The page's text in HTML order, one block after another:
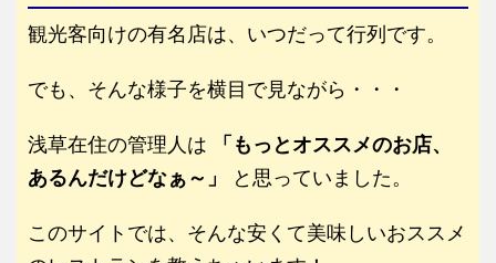
観光客向けの有名店は、いつだって行列です。
でも、そんな様子を横目で見ながら・・・
浅草在住の管理人は
「もっとオススメのお店、
あるんだけどなぁ～」
と思っていました。
このサイトでは、そんな安くて美味しいおススメ